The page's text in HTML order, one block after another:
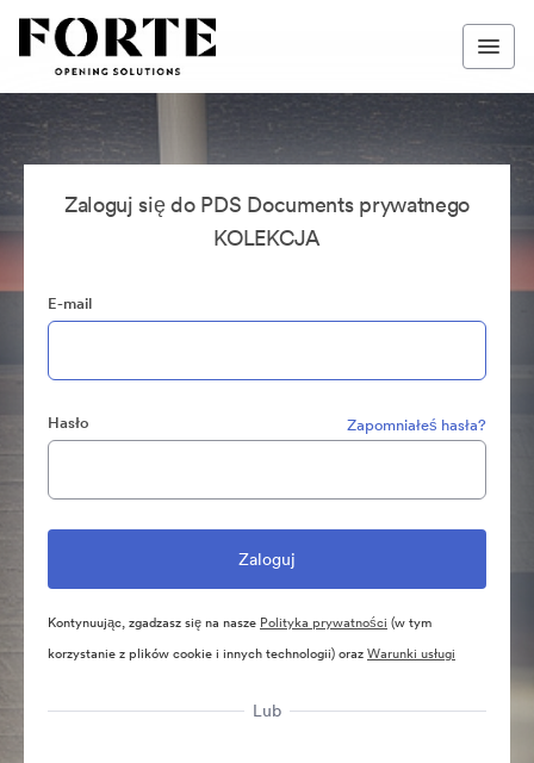
Zaloguj się do PDS Documents prywatnego
KOLEKCJA
E-mail
Hasło Zapomniałeś hasła?
Kontynuując, zgadzasz się na nasze Polityka prywatności (w tym
korzystanie z plików cookie i innych technologii) orazWarunki usługi
Lub